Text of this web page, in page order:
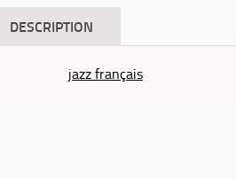
DESCRIPTION
jazz français